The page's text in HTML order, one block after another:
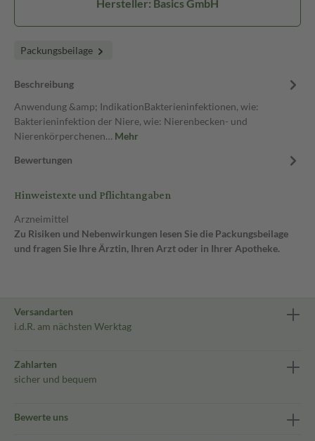
Hersteller: Basics GmbH
Packungsbeilage
Beschreibung
Anwendung &amp; IndikationBakterieninfektionen, wie:
Bakterieninfektion der Niere, wie: Nierenbecken- und
Nierenkörperchenen… Mehr
Bewertungen
Hinweistexte und Pflichtangaben
Arzneimittel
Zu Risiken und Nebenwirkungen lesen Sie die Packungsbeilage
und fragen Sie Ihre Ärztin, Ihren Arzt oder in Ihrer Apotheke.
Versandarten
i.d.R. am nächsten Werktag
Zahlarten
sicher und bequem
Bewerte uns